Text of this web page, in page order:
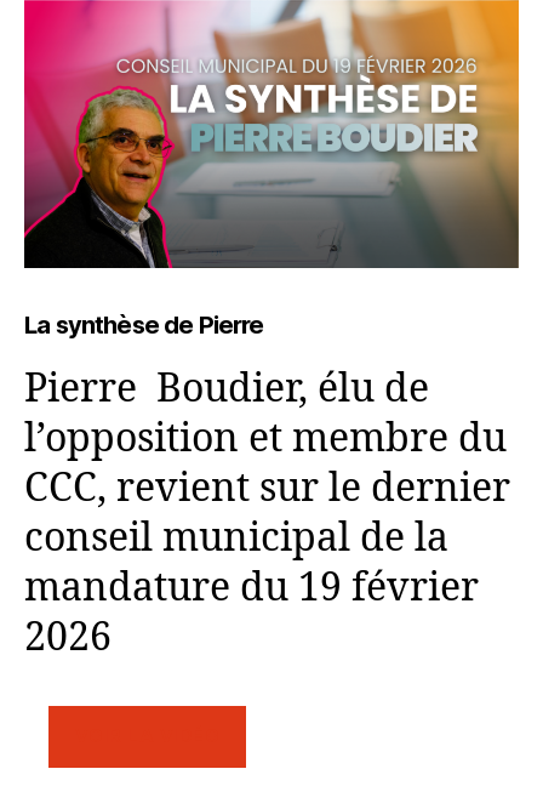
La synthèse de Pierre
Pierre Boudier, élu de
l’opposition et membre du
CCC, revient sur le dernier
conseil municipal de la
mandature du 19 février
2026